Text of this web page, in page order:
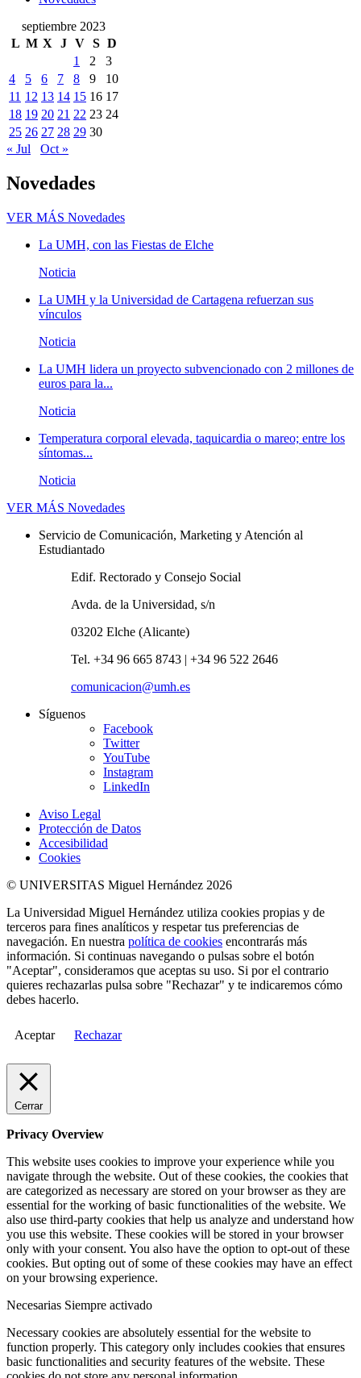
septiembre 2023
L M X J V S D
1
2
3
4
5 6 7 8 9
10
11 12 13 14 15 16 17
18 19 20 21 22 23 24
25 26 27 28 29 30
« Jul
Oct »
Novedades
VER MÁS Novedades
La UMH, con las Fiestas de Elche
Noticia
La UMH y la Universidad de Cartagena refuerzan sus
vínculos
Noticia
La UMH lidera un proyecto subvencionado con 2 millones de
euros para la...
Noticia
Temperatura corporal elevada, taquicardia o mareo; entre los
síntomas...
Noticia
VER MÁS Novedades
Servicio de Comunicación, Marketing y Atención al
Estudiantado
Edif. Rectorado y Consejo Social
Avda. de la Universidad, s/n
03202 Elche (Alicante)
Tel. +34 96 665 8743 | +34 96 522 2646
comunicacion@umh.es
Síguenos
Facebook
Twitter
YouTube
Instagram
LinkedIn
Aviso Legal
Protección de Datos
Accesibilidad
Cookies
© UNIVERSITAS Miguel Hernández 2026
La Universidad Miguel Hernández utiliza cookies propias y de
terceros para fines analíticos y respetar tus preferencias de
navegación. En nuestra política de cookies encontrarás más
información. Si continuas navegando o pulsas sobre el botón
"Aceptar", consideramos que aceptas su uso. Si por el contrario
quieres rechazarlas pulsa sobre "Rechazar" y te indicaremos cómo
debes hacerlo.
Aceptar Rechazar
Cerrar
Privacy Overview
This website uses cookies to improve your experience while you
navigate through the website. Out of these cookies, the cookies that
are categorized as necessary are stored on your browser as they are
essential for the working of basic functionalities of the website. We
also use third-party cookies that help us analyze and understand how
you use this website. These cookies will be stored in your browser
only with your consent. You also have the option to opt-out of these
cookies. But opting out of some of these cookies may have an effect
on your browsing experience.
Necesarias Siempre activado
Necessary cookies are absolutely essential for the website to
function properly. This category only includes cookies that ensures
basic functionalities and security features of the website. These